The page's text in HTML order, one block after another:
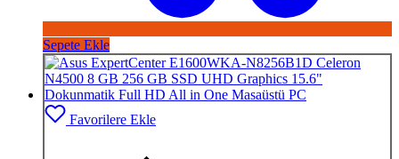
Sepete Ekle
Favorilere Ekle